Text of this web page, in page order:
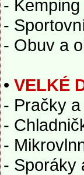
- Kemping
-
- Obuv a
• VELKÉ
- Pračky
-
-
- Sporáky